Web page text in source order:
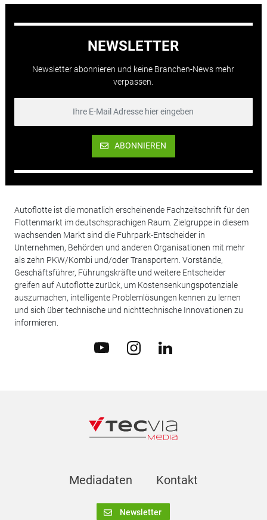
NEWSLETTER
Newsletter abonnieren und keine Branchen-News mehr
verpassen.
ABONNIEREN
Autoflotte ist die monatlich erscheinende Fachzeitschrift für den
Flottenmarkt im deutschsprachigen Raum. Zielgruppe in diesem
wachsenden Markt sind die Fuhrpark-Entscheider in
Unternehmen, Behörden und anderen Organisationen mit mehr
als zehn PKW/Kombi und/oder Transportern. Vorstände,
Geschäftsführer, Führungskräfte und weitere Entscheider
greifen auf Autoflotte zurück, um Kostensenkungspotenziale
auszumachen, intelligente Problemlösungen kennen zu lernen
und sich über technische und nichttechnische Innovationen zu
informieren.
Mediadaten Kontakt
Newsletter